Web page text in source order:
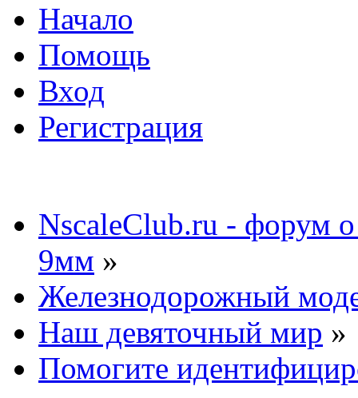
Начало
Помощь
Вход
Регистрация
NscaleClub.ru - форум
9мм »
Железнодорожный
Наш девяточный мир »
Помогите